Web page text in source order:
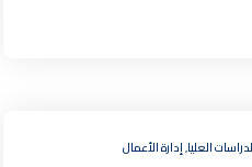
العليا, إدارة الأعمال